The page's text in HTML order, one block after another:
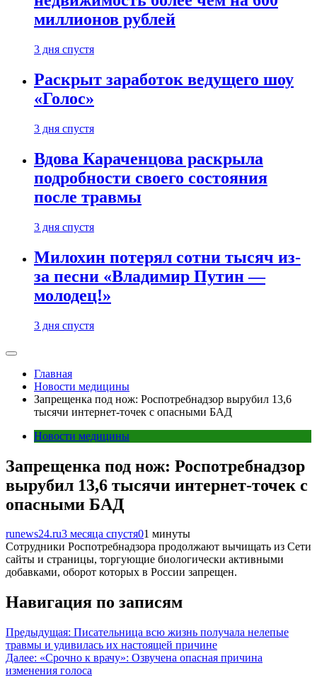
миллионов рублей
3 дня спустя
Раскрыт заработок ведущего шоу
«Голос»
3 дня спустя
Вдова Караченцова раскрыла
подробности своего состояния
после травмы
3 дня спустя
Милохин потерял сотни тысяч из-
за песни «Владимир Путин —
молодец!»
3 дня спустя
Главная
Новости медицины
Запрещенка под нож: Роспотребнадзор вырубил 13,6
тысячи интернет-точек с опасными БАД
Новости медицины
Запрещенка под нож: Роспотребнадзор
вырубил 13,6 тысячи интернет-точек с
опасными БАД
runews24.ru3 месяца спустя01 минуты
Сотрудники Роспотребнадзора продолжают вычищать из Сети
сайты и страницы, торгующие биологически активными
добавками, оборот которых в России запрещен.
Навигация по записям
Предыдущая: Писательница всю жизнь получала нелепые
травмы и удивилась их настоящей причине
Далее: «Срочно к врачу»: Озвучена опасная причина
изменения голоса